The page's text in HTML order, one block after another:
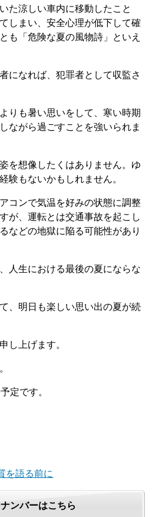
た涼しい車内に移動したこと
しまい、安全心理が低下して確
も「危険な夏の風物詩」といえ
になれば、犯罪者として収監さ
りも暑い思いをして、寒い時期
ながら過ごすことを強いられま
を想像したくはありません。ゆ
験もないかもしれません。
コンで気温を好みの状態に調整
が、運転とは交通事故を起こし
などの地獄に陥る可能性があり
人生における最後の夏にならな
、明日も楽しい思い出の夏が続
し上げます。
定です。
を語る前に
ンバーはこちら